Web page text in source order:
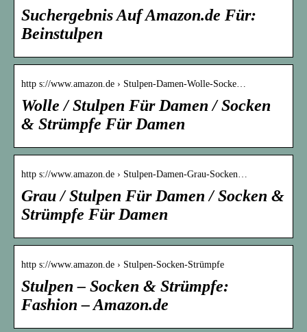
Suchergebnis Auf Amazon.de Für:
Beinstulpen
http s://www.amazon.de › Stulpen-Damen-Wolle-Socke…
Wolle / Stulpen Für Damen / Socken
& Strümpfe Für Damen
http s://www.amazon.de › Stulpen-Damen-Grau-Socken…
Grau / Stulpen Für Damen / Socken &
Strümpfe Für Damen
http s://www.amazon.de › Stulpen-Socken-Strümpfe
Stulpen – Socken & Strümpfe:
Fashion – Amazon.de